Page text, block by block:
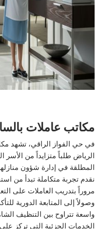
مكاتب عاملات
في حي الفواز الراقي، تشهد
الرياض طلباً متزايداً من الأسر
المطلقة في إدارة شؤون
نقدم تجربة متكاملة تبدأ من
مروراً بتدريب العاملات على
وصولاً إلى المتابعة الدورية
واسعة تتراوح بين التنظيف
الخدمات الجزئية التي تركز